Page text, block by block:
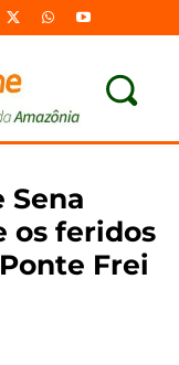
Sena
os feridos
Frei